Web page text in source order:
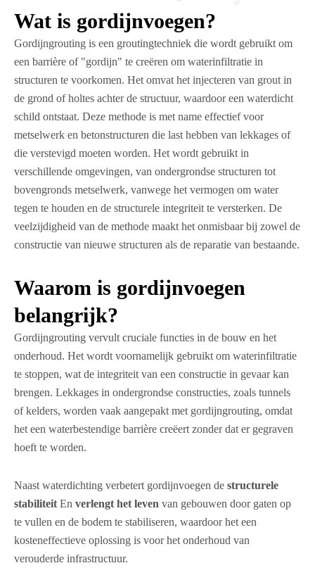
Wat is gordijnvoegen?
Gordijngrouting is een groutingtechniek die wordt gebruikt om
een barrière of "gordijn" te creëren om waterinfiltratie in
structuren te voorkomen. Het omvat het injecteren van grout in
de grond of holtes achter de structuur, waardoor een waterdicht
schild ontstaat. Deze methode is met name effectief voor
metselwerk en betonstructuren die last hebben van lekkages of
die verstevigd moeten worden. Het wordt gebruikt in
verschillende omgevingen, van ondergrondse structuren tot
bovengronds metselwerk, vanwege het vermogen om water
tegen te houden en de structurele integriteit te versterken. De
veelzijdigheid van de methode maakt het onmisbaar bij zowel de
constructie van nieuwe structuren als de reparatie van bestaande.
Waarom is gordijnvoegen
belangrijk?
Gordijngrouting vervult cruciale functies in de bouw en het
onderhoud. Het wordt voornamelijk gebruikt om waterinfiltratie
te stoppen, wat de integriteit van een constructie in gevaar kan
brengen. Lekkages in ondergrondse constructies, zoals tunnels
of kelders, worden vaak aangepakt met gordijngrouting, omdat
het een waterbestendige barrière creëert zonder dat er gegraven
hoeft te worden.
Naast waterdichting verbetert gordijnvoegen de structurele
stabiliteit En verlengt het leven van gebouwen door gaten op
te vullen en de bodem te stabiliseren, waardoor het een
kosteneffectieve oplossing is voor het onderhoud van
verouderde infrastructuur.